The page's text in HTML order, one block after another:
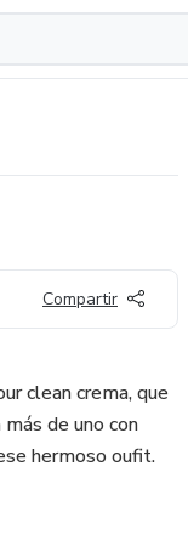
Compartir
clean crema, que
de uno con
hermoso oufit.